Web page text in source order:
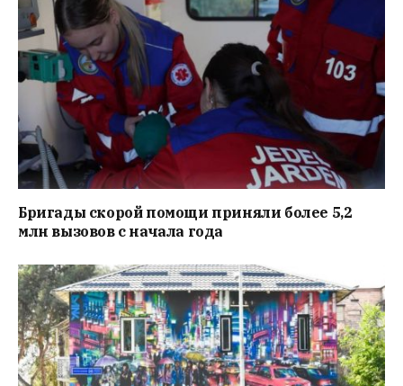
Бригады скорой помощи приняли более 5,2
млн вызовов с начала года